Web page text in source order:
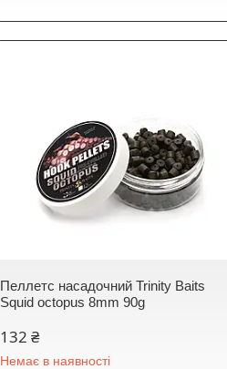
Пеллетс насадочний Trinity Baits
Squid octopus 8mm 90g
132 ₴
Немає в наявності